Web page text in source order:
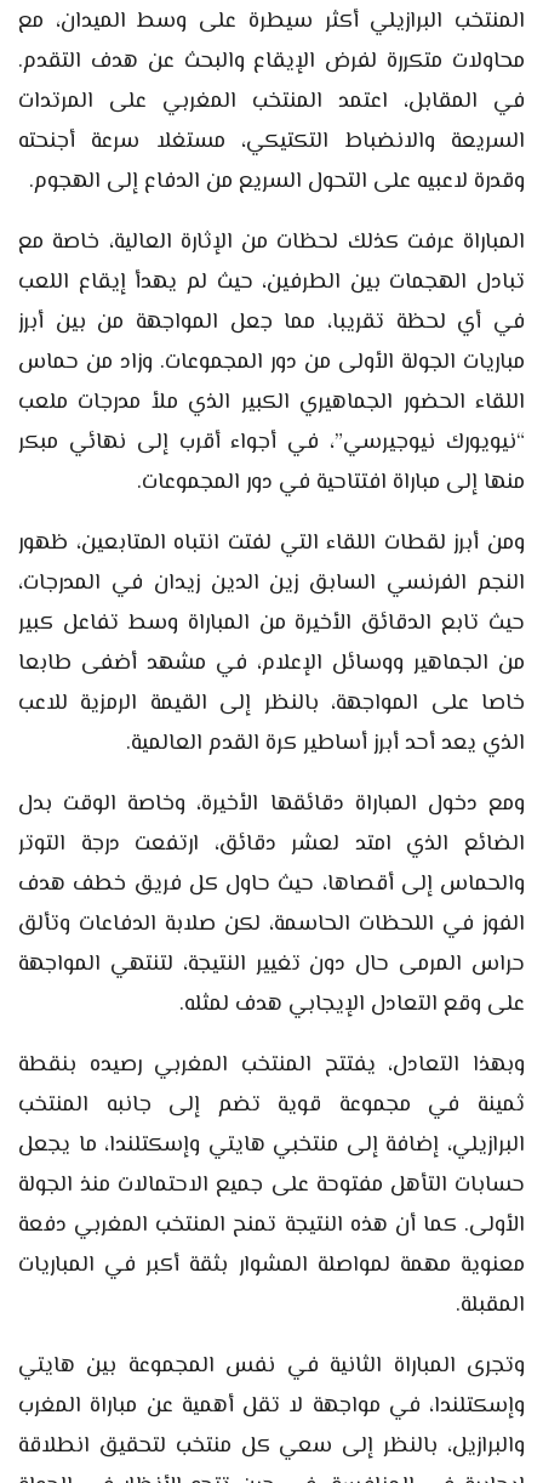
المنتخب البرازيلي أكثر سيطرة على وسط الميدان، مع
محاولات متكررة لفرض الإيقاع والبحث عن هدف التقدم.
في المقابل، اعتمد المنتخب المغربي على المرتدات
السريعة والانضباط التكتيكي، مستغلا سرعة أجنحته
وقدرة لاعبيه على التحول السريع من الدفاع إلى الهجوم.
المباراة عرفت كذلك لحظات من الإثارة العالية، خاصة مع
تبادل الهجمات بين الطرفين، حيث لم يهدأ إيقاع اللعب
في أي لحظة تقريبا، مما جعل المواجهة من بين أبرز
مباريات الجولة الأولى من دور المجموعات. وزاد من حماس
اللقاء الحضور الجماهيري الكبير الذي ملأ مدرجات ملعب
“نيويورك نيوجيرسي”، في أجواء أقرب إلى نهائي مبكر
منها إلى مباراة افتتاحية في دور المجموعات.
ومن أبرز لقطات اللقاء التي لفتت انتباه المتابعين، ظهور
النجم الفرنسي السابق زين الدين زيدان في المدرجات،
حيث تابع الدقائق الأخيرة من المباراة وسط تفاعل كبير
من الجماهير ووسائل الإعلام، في مشهد أضفى طابعا
خاصا على المواجهة، بالنظر إلى القيمة الرمزية للاعب
الذي يعد أحد أبرز أساطير كرة القدم العالمية.
ومع دخول المباراة دقائقها الأخيرة، وخاصة الوقت بدل
الضائع الذي امتد لعشر دقائق، ارتفعت درجة التوتر
والحماس إلى أقصاها، حيث حاول كل فريق خطف هدف
الفوز في اللحظات الحاسمة، لكن صلابة الدفاعات وتألق
حراس المرمى حال دون تغيير النتيجة، لتنتهي المواجهة
على وقع التعادل الإيجابي هدف لمثله.
وبهذا التعادل، يفتتح المنتخب المغربي رصيده بنقطة
ثمينة في مجموعة قوية تضم إلى جانبه المنتخب
البرازيلي، إضافة إلى منتخبي هايتي وإسكتلندا، ما يجعل
حسابات التأهل مفتوحة على جميع الاحتمالات منذ الجولة
الأولى. كما أن هذه النتيجة تمنح المنتخب المغربي دفعة
معنوية مهمة لمواصلة المشوار بثقة أكبر في المباريات
المقبلة.
وتجرى المباراة الثانية في نفس المجموعة بين هايتي
وإسكتلندا، في مواجهة لا تقل أهمية عن مباراة المغرب
والبرازيل، بالنظر إلى سعي كل منتخب لتحقيق انطلاقة